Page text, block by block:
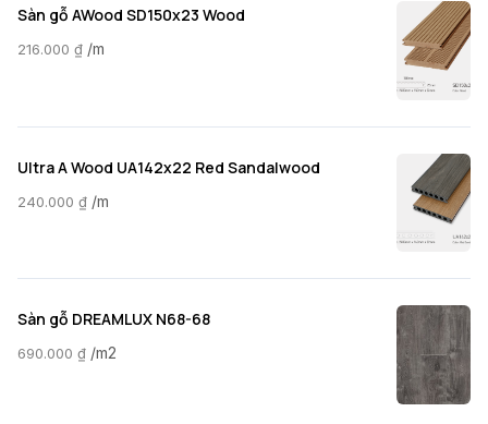
Sàn gỗ AWood SD150x23 Wood
216.000 ₫ /m
Ultra A Wood UA142x22 Red Sandalwood
240.000 ₫ /m
Sàn gỗ DREAMLUX N68-68
690.000 ₫ /m2